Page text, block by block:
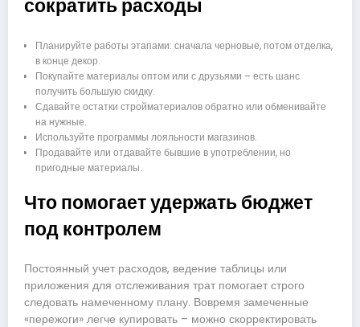
сократить расходы
Планируйте работы этапами: сначала черновые, потом отделка,
в конце декор.
Покупайте материалы оптом или с друзьями – есть шанс
получить большую скидку.
Сдавайте остатки стройматериалов обратно или обменивайте
на нужные.
Используйте программы лояльности магазинов.
Продавайте или отдавайте бывшие в употреблении, но
пригодные материалы.
Что помогает удержать бюджет
под контролем
Постоянный учет расходов, ведение таблицы или
приложения для отслеживания трат помогает строго
следовать намеченному плану. Вовремя замеченные
«пережоги» легче купировать – можно скорректировать